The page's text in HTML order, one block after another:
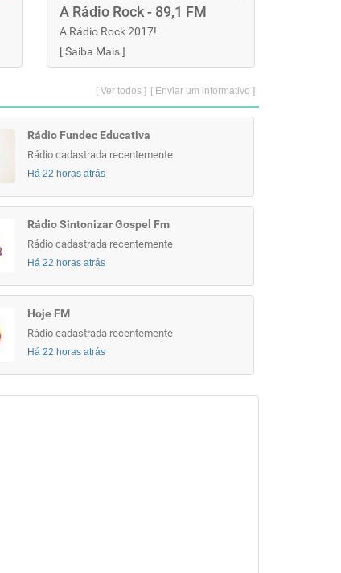
A Rádio Rock - 89,1 FM
A Rádio Rock 2017!
[Saiba Mais]
[ Enviar um informativo ]
[ Ver todos ]
Rádio Fundec Educativa
Rádio cadastrada recentemente
Há 22 horas atrás
Rádio Sintonizar Gospel Fm
Rádio cadastrada recentemente
Há 22 horas atrás
Hoje FM
Rádio cadastrada recentemente
Há 22 horas atrás